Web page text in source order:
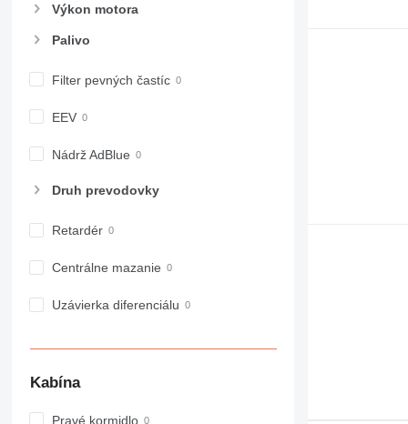
Výkon motora
Palivo
Filter pevných častíc
EEV
Nádrž AdBlue
Druh prevodovky
Retardér
Centrálne mazanie
Uzávierka diferenciálu
Kabína
Pravé kormidlo